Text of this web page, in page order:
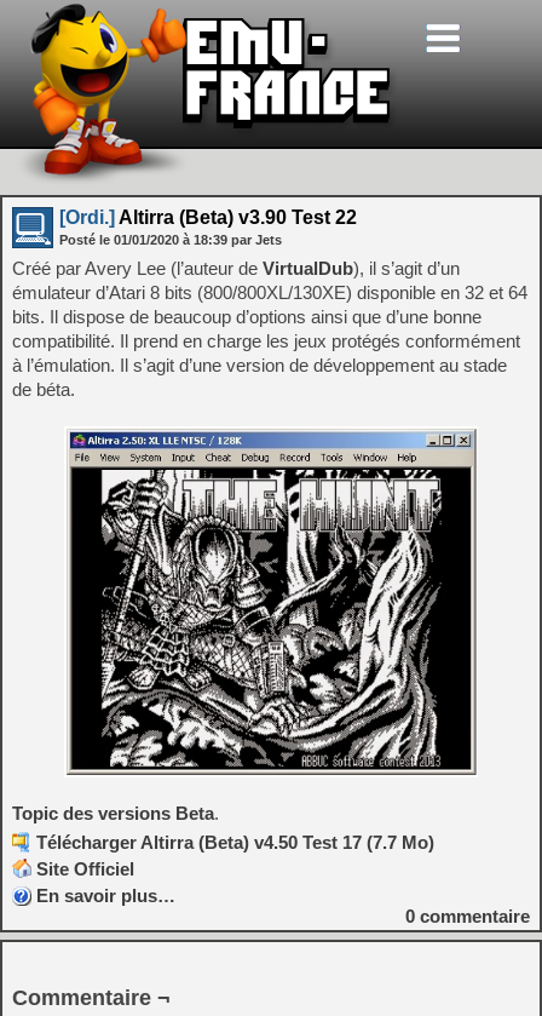
[Ordi.] Altirra (Beta) v3.90 Test 22
Posté le 01/01/2020 à 18:39 par Jets
Créé par Avery Lee (l’auteur de VirtualDub), il s’agit d’un
émulateur d’Atari 8 bits (800/800XL/130XE) disponible en 32 et 64
bits. Il dispose de beaucoup d’options ainsi que d’une bonne
compatibilité. Il prend en charge les jeux protégés conformément
à l’émulation. Il s’agit d’une version de développement au stade
de béta.
Topic des versions Beta.
Télécharger Altirra (Beta) v4.50 Test 17 (7.7 Mo)
Site Officiel
En savoir plus…
0 commentaire
Commentaire ¬